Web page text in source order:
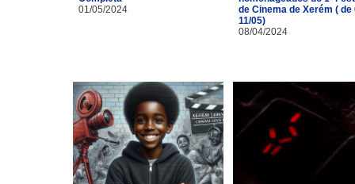
01/05/2024
de Cinema de Xerém ( de
11/05)
08/04/2024